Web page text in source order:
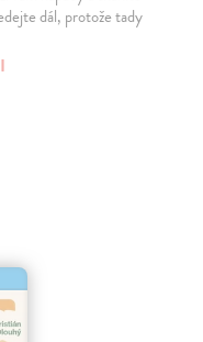
dál, protože tady